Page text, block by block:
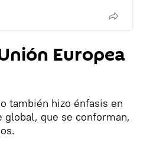
Europea
también hizo énfasis en
que se conforman,